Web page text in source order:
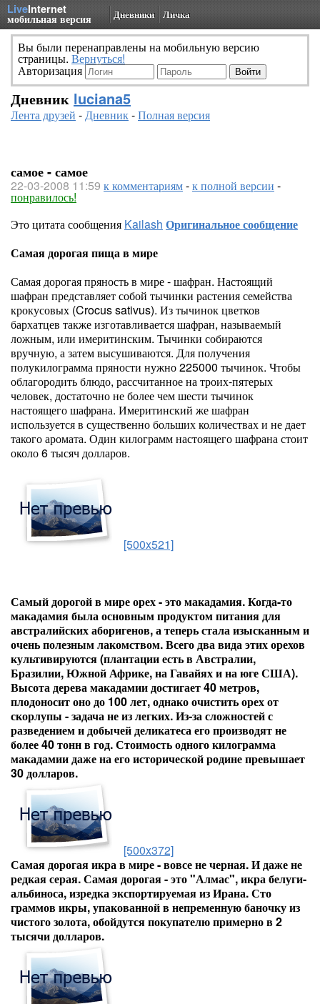
LiveInternet
мобильная версия Дневники Личка
Вы были перенаправлены на мобильную версию
страницы. Вернуться!
Авторизация
Дневник luciana5
Лента друзей -Дневник-Полная версия
самое - самое
22-03-2008 11:59 к комментариям-к полной версии -
понравилось!
Это цитата сообщения Kailash Оригинальное сообщение
Самая дорогая пища в мире
Самая дорогая пряность в мире - шафран. Настоящий
шафран представляет собой тычинки растения семейства
крокусовых (Crocus sativus). Из тычинок цветков
бархатцев также изготавливается шафран, называемый
ложным, или имеритинским. Тычинки собираются
вручную, а затем высушиваются. Для получения
полукилограмма пряности нужно 225000 тычинок. Чтобы
облагородить блюдо, рассчитанное на троих-пятерых
человек, достаточно не более чем шести тычинок
настоящего шафрана. Имеритинский же шафран
используется в существенно больших количествах и не дает
такого аромата. Один килограмм настоящего шафрана стоит
около 6 тысяч долларов.
[500x521]
Самый дорогой в мире орех - это макадамия. Когда-то
макадамия была основным продуктом питания для
австралийских аборигенов, а теперь стала изысканным и
очень полезным лакомством. Всего два вида этих орехов
культивируются (плантации есть в Австралии,
Бразилии, Южной Африке, на Гавайях и на юге США).
Высота дерева макадамии достигает 40 метров,
плодоносит оно до 100 лет, однако очистить орех от
скорлупы - задача не из легких. Из-за сложностей с
разведением и добычей деликатеса его производят не
более 40 тонн в год. Стоимость одного килограмма
макадамии даже на его исторической родине превышает
30 долларов.
[500x372]
Самая дорогая икра в мире - вовсе не черная. И даже не
редкая серая. Самая дорогая - это "Алмас", икра белуги-
альбиноса, изредка экспортируемая из Ирана. Сто
граммов икры, упакованной в непременную баночку из
чистого золота, обойдутся покупателю примерно в 2
тысячи долларов.